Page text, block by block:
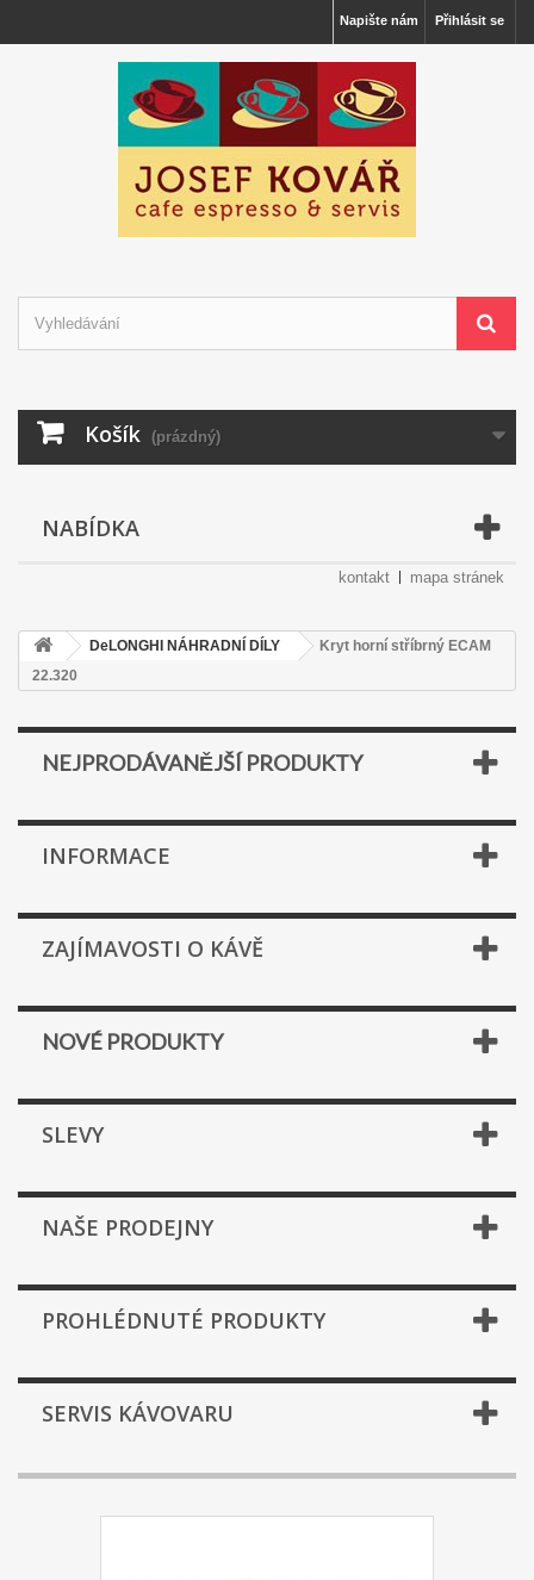
Přihlásit se
Napište nám
Košík (prázdný)
NABÍDKA
kontakt mapa stránek
DeLONGHI NÁHRADNÍ DÍLY
Kryt horní stříbrný ECAM
22.320
NEJPRODÁVANĚJŠÍ PRODUKTY
INFORMACE
ZAJÍMAVOSTI O KÁVĚ
NOVÉ PRODUKTY
SLEVY
NAŠE PRODEJNY
PROHLÉDNUTÉ PRODUKTY
SERVIS KÁVOVARU